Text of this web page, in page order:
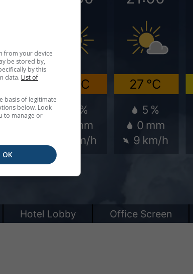
from your device
be stored by,
by this
data. List of
basis of legitimate
below. Look
to manage or
OK